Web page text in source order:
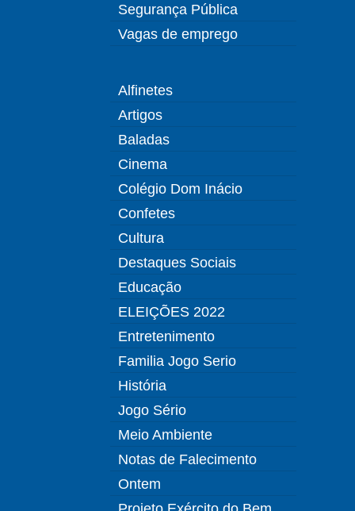
Segurança Pública
Vagas de emprego
Alfinetes
Artigos
Baladas
Cinema
Colégio Dom Inácio
Confetes
Cultura
Destaques Sociais
Educação
ELEIÇÕES 2022
Entretenimento
Familia Jogo Serio
História
Jogo Sério
Meio Ambiente
Notas de Falecimento
Ontem